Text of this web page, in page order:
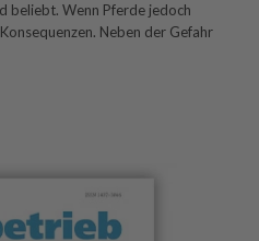
beliebt. Wenn Pferde jedoch
Neben der Gefahr